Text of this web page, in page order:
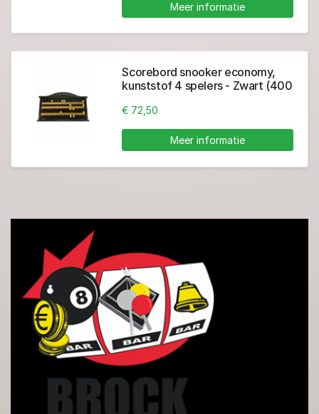
Meer informatie
Scorebord snooker economy,
kunststof 4 spelers - Zwart (400
€ 72,50
Meer informatie